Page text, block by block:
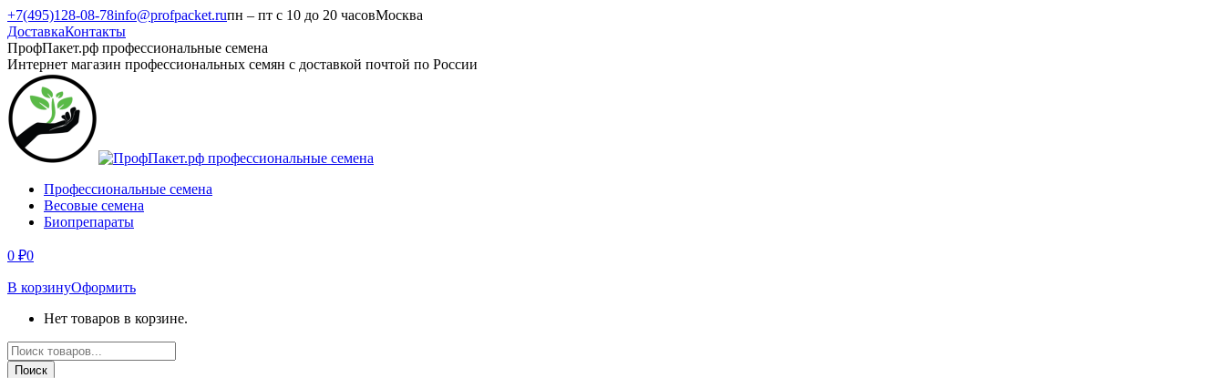
Перейти
к
содержанию
+7(495)128-08-78info@profpacket.ruпн – пт с 10 до 20 часовМосква
ДоставкаКонтакты
Facebook
page
opens
in
new
window
Одноклассники
page
opens
in
new
window
Instagram
page
opens
in
new
window
Вконтакте
page
opens
in
new
window
Viber
page
opens
in
new
window
Whatsapp
page
opens
in
new
window
ПрофПакет.рф профессиональные семена
Интернет магазин профессиональных семян с доставкой почтой по России
Профессиональные семена
Весовые семена
Биопрепараты
0 ₽0
В корзинуОформить
Нет товаров в корзине.
Поиск
товаров
Поиск